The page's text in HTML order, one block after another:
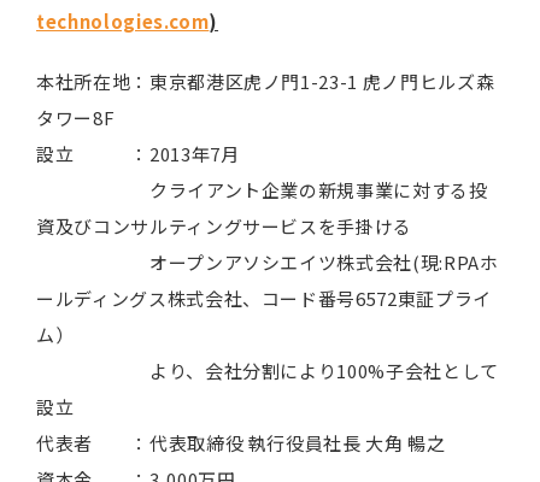
technologies.com)
本社所在地：東京都港区虎ノ門1-23-1 虎ノ門ヒルズ森
タワー8F
設立 ：2013年7月
クライアント企業の新規事業に対する投
資及びコンサルティングサービスを手掛ける
オープンアソシエイツ株式会社(現:RPAホ
ールディングス株式会社、コード番号6572東証プライ
ム）
より、会社分割により100%子会社として
設立
代表者 ：代表取締役 執行役員社長 大角 暢之